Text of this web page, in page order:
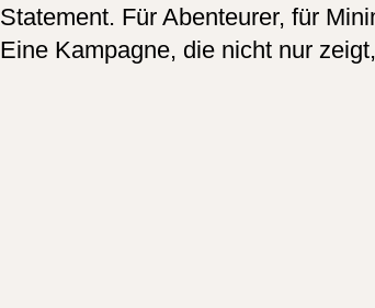
Statement. Für Abenteurer, für
Eine Kampagne, die nicht nur